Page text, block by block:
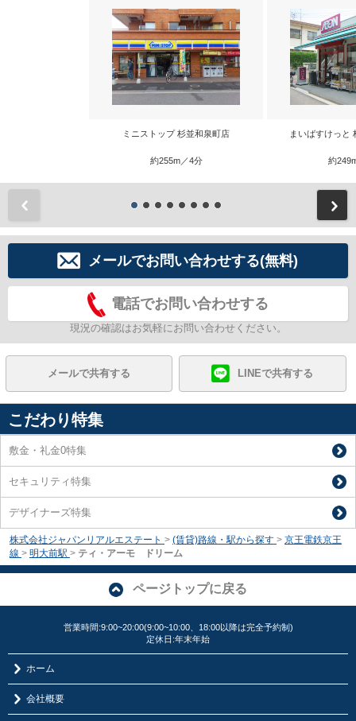
ミニストップ 杉並和泉町店
約255m／4分
まいばすけっと
約
メールでお問い合わせする(無料)
電話でお問い合わせする
現況の確認はお気軽にお問い合わせください。
メールで共有する LINEで共有する
こだわり特集
敷金・礼金0特集
セキュリティ特集
デザイナーズ特集
株式会社ジャパンリアルエステート > (賃貸)路線・駅から探す > 京王電鉄京王
線 > 明大前駅 > ティ・アーモ ドリーム
ページトップに戻る
営業時間:9:00~20:00(9:00~10:00、18:00以降は完全予約制)
定休日:年末年始
ホーム
会社概要